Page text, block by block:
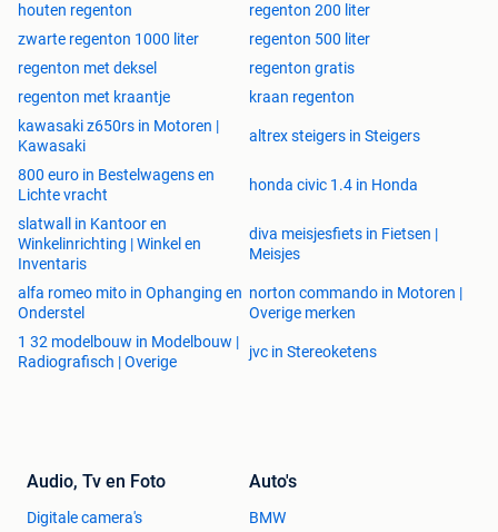
houten regenton
regenton 200 liter
zwarte regenton 1000 liter
regenton 500 liter
regenton met deksel
regenton gratis
regenton met kraantje
kraan regenton
kawasaki z650rs in Motoren |
Kawasaki
altrex steigers in Steigers
800 euro in Bestelwagens en
Lichte vracht
honda civic 1.4 in Honda
slatwall in Kantoor en
Winkelinrichting | Winkel en
Inventaris
diva meisjesfiets in Fietsen |
Meisjes
alfa romeo mito in Ophanging en
Onderstel
norton commando in Motoren |
Overige merken
1 32 modelbouw in Modelbouw |
Radiografisch | Overige
jvc in Stereoketens
Audio, Tv en Foto
Digitale camera's
Auto's
BMW